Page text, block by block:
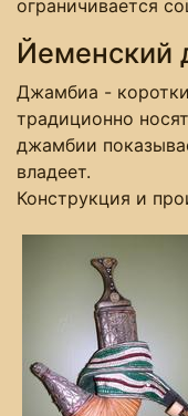
ограничивается
Йеменский
Джамбиа -
традиционно
джамбии
владеет.
Конструкция и